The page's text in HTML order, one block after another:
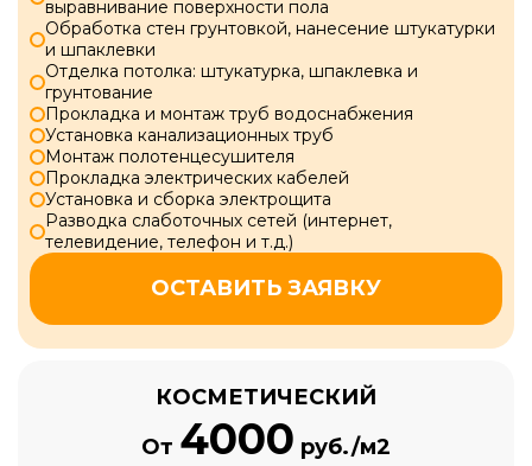
выравнивание поверхности пола
Обработка стен грунтовкой, нанесение штукатурки
и шпаклевки
Отделка потолка: штукатурка, шпаклевка и
грунтование
Прокладка и монтаж труб водоснабжения
Установка канализационных труб
Монтаж полотенцесушителя
Прокладка электрических кабелей
Установка и сборка электрощита
Разводка слаботочных сетей (интернет,
телевидение, телефон и т.д.)
ОСТАВИТЬ ЗАЯВКУ
КОСМЕТИЧЕСКИЙ
От 4000 руб./м2